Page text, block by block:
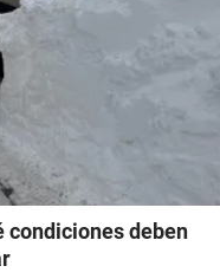
condiciones deben